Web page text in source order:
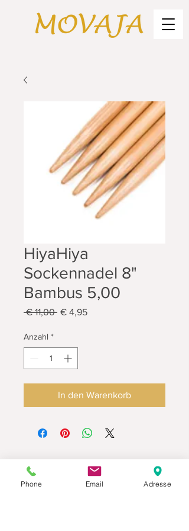
HiyaHiya
Sockennadel 8"
Bambus 5,00
€ 11,00 Standardpreis
€ 4,95Sale-
Anzahl *
In den Warenkorb
Phone Email Adresse